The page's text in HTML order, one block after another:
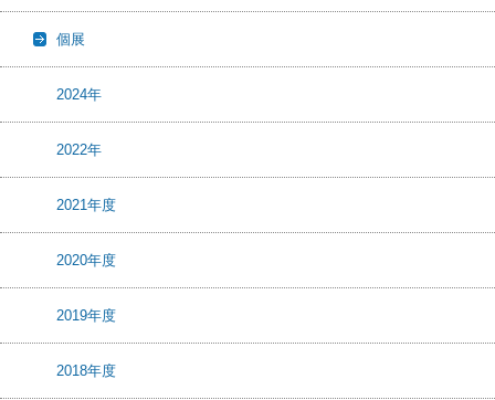
個展
2024年
2022年
2021年度
2020年度
2019年度
2018年度